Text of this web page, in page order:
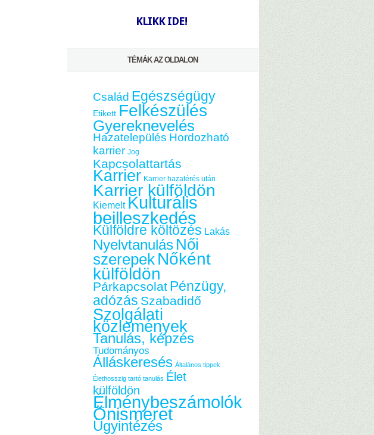
KLIKK IDE!
TÉMÁK AZ OLDALON
Család Egészségügy
Etikett Felkészülés
Gyereknevelés
Hazatelepülés Hordozható
karrier Jog
Kapcsolattartás
Karrier Karrier hazatérés után
Karrier külföldön
Kiemelt Kulturális
beilleszkedés
Külföldre költözés Lakás
Nyelvtanulás Női
szerepek Nőként
külföldön
Párkapcsolat Pénzügy,
adózás Szabadidő
Szolgálati
közlemények
Tanulás, képzés
Tudományos
Álláskeresés Általános tippek
Élethosszig tartó tanulás Élet
külföldön
Élménybeszámolók
Önismeret
Ügyintézés